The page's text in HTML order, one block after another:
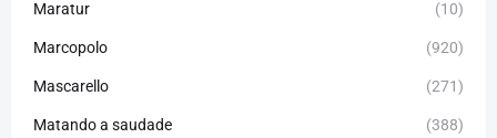
Maratur (10)
Marcopolo (920)
Mascarello (271)
Matando a saudade (388)